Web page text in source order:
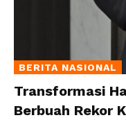
BERITA NASIONAL
Transformasi
Berbuah Rekor